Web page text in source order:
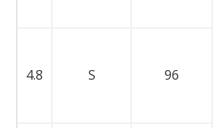
4.8 S 96